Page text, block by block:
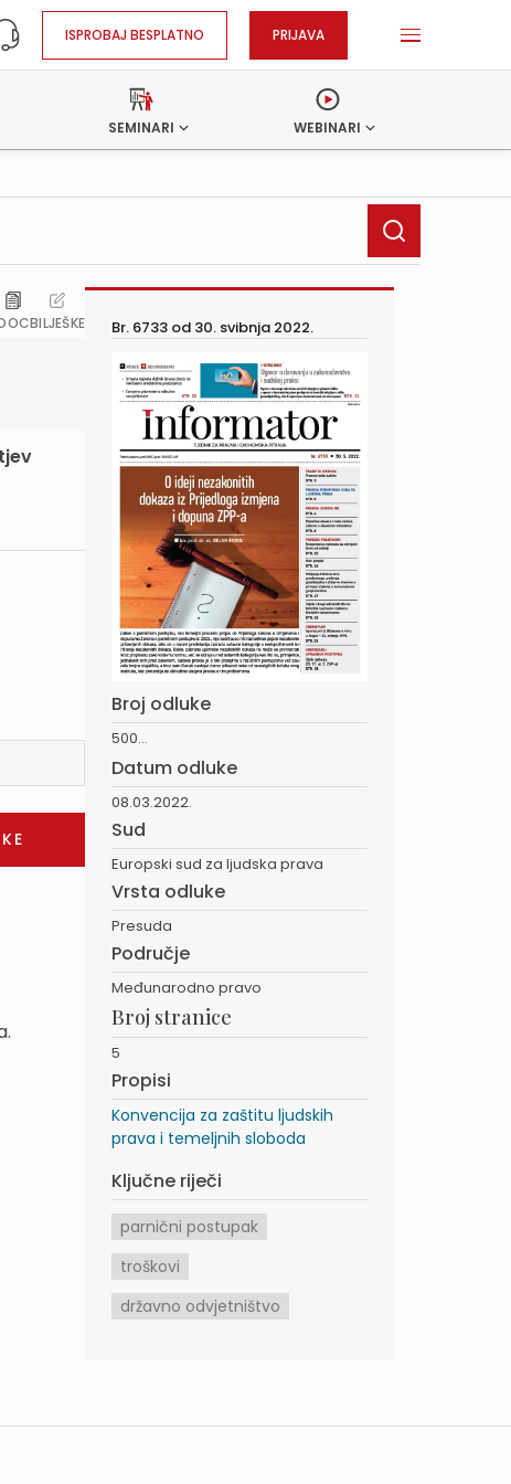
ISPROBAJ BESPLATNO PRIJAVA
SEMINARI WEBINARI
BILJEŠKE Br. 6733 od 30. svibnja 2022.
Broj odluke
500...
Datum odluke
08.03.2022.
Sud
Europski sud za ljudska prava
Vrsta odluke
Presuda
Područje
Međunarodno pravo
Broj stranice
5
Propisi
Konvencija za zaštitu ljudskih
prava i temeljnih sloboda
Ključne riječi
parnični postupak
troškovi
državno odvjetništvo